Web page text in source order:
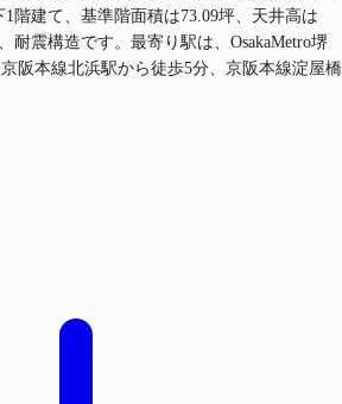
階建て、基準階面積は73.09坪、天井高は
耐震構造です。最寄り駅は、OsakaMetro堺
阪本線北浜駅から徒歩5分、京阪本線淀屋橋